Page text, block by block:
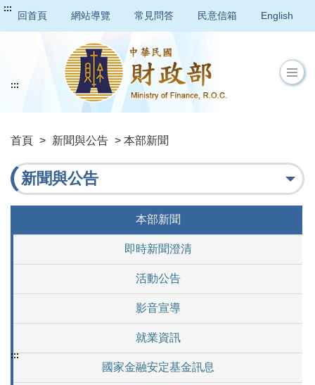
:::
回首頁 網站導覽 常見問答 民意信箱 English
首頁 > 新聞與公告 > 本部新聞
:::
新聞與公告
本部新聞
即時新聞澄清
活動公告
影音宣導
就業資訊
國家金融安定基金訊息
:::